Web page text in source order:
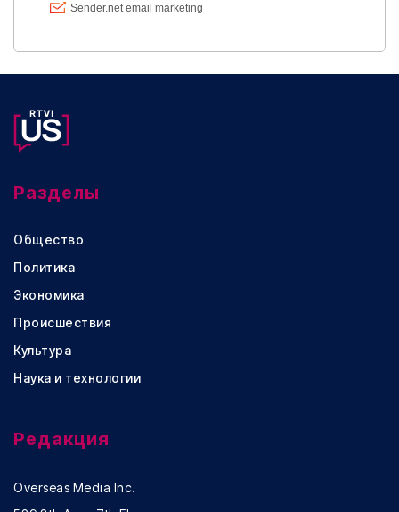
Разделы
Общество
Политика
Экономика
Происшествия
Культура
Наука и технологии
Редакция
Overseas Media Inc.